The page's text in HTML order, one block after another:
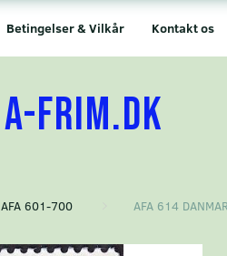
Kontakt os
Betingelser & Vilkår
A-FRIM.DK
AFA 601-700 AFA 614